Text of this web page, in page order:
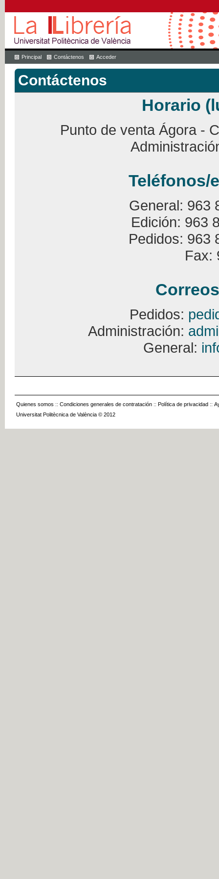
Principal Contáctenos Acceder
Contáctenos
Horario
Punto de venta Ágora -
Teléfonos/
General: 963
Edición: 963
Pedidos: 963
Fax:
Pedidos:
Administración:
General:
Quienes somos :: Condiciones generales de contratación :: Política de privacidad ::
Universitat Politècnica de València © 2012